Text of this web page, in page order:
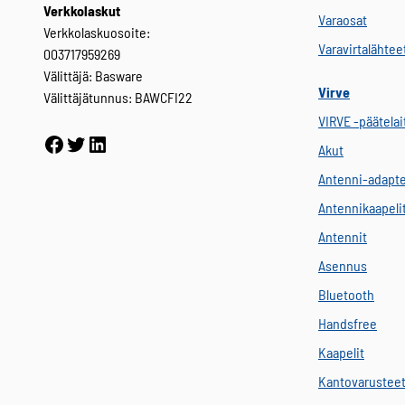
Verkkolaskut
Verkkolaskuosoite:
003717959269
Välittäjä: Basware
Välittäjätunnus: BAWCFI22
Varaosat
Virve
VIRVE -
Akut
Antenni-
Antennit
Asennus
Bluetooth
Handsfree
Kaapelit
Kantovarusteet